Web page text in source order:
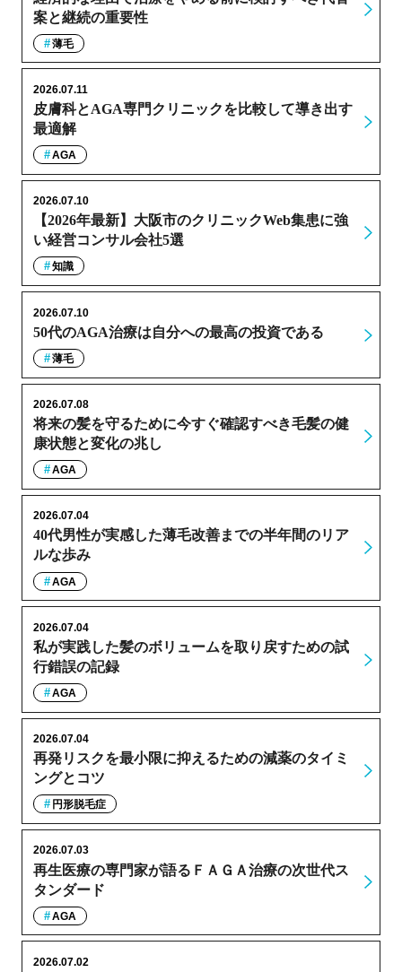
案と継続の重要性
薄毛
皮膚科とAGA専門クリニックを比較して導き出す
最適解
2026.07.11
AGA
【2026年最新】大阪市のクリニックWeb集患に強
い経営コンサル会社5選
2026.07.10
知識
50代のAGA治療は自分への最高の投資である
2026.07.10
薄毛
将来の髪を守るために今すぐ確認すべき毛髪の健
康状態と変化の兆し
2026.07.08
AGA
40代男性が実感した薄毛改善までの半年間のリア
ルな歩み
2026.07.04
AGA
私が実践した髪のボリュームを取り戻すための試
行錯誤の記録
2026.07.04
AGA
再発リスクを最小限に抑えるための減薬のタイミ
ングとコツ
2026.07.04
円形脱毛症
再生医療の専門家が語るＦＡＧＡ治療の次世代ス
タンダード
2026.07.03
AGA
2026.07.02